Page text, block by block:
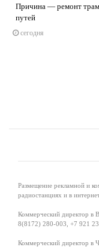
Причина — ремонт
путей
сегодня
Размещение рекламной и
радиостанциях и в
Коммерческий директор в
8(8172) 280-003, +7 921
Коммерческий директор в